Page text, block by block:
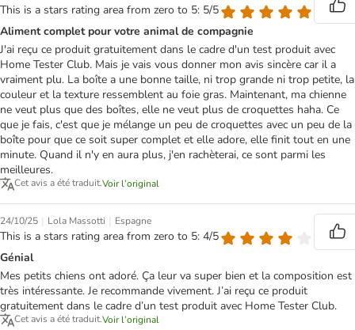
This is a stars rating area from zero to 5: 5/5
Aliment complet pour votre animal de compagnie
J'ai reçu ce produit gratuitement dans le cadre d'un test produit avec
Home Tester Club. Mais je vais vous donner mon avis sincère car il a
vraiment plu. La boîte a une bonne taille, ni trop grande ni trop petite, la
couleur et la texture ressemblent au foie gras. Maintenant, ma chienne
ne veut plus que des boîtes, elle ne veut plus de croquettes haha. Ce
que je fais, c'est que je mélange un peu de croquettes avec un peu de la
boîte pour que ce soit super complet et elle adore, elle finit tout en une
minute. Quand il n'y en aura plus, j'en rachèterai, ce sont parmi les
meilleures.
Cet avis a été traduit.Voir l’original
24/10/25 | Lola Massotti | Espagne
This is a stars rating area from zero to 5: 4/5
Génial
Mes petits chiens ont adoré. Ça leur va super bien et la composition est
très intéressante. Je recommande vivement. J’ai reçu ce produit
gratuitement dans le cadre d’un test produit avec Home Tester Club.
Cet avis a été traduit.Voir l’original